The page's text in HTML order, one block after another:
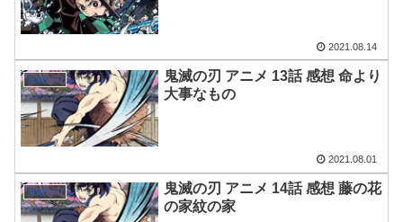
2021.08.14
鬼滅の刃
鬼滅の刃 アニメ 13話 感想 命より
大事なもの
2021.08.01
鬼滅の刃
鬼滅の刃 アニメ 14話 感想 藤の花
の家紋の家